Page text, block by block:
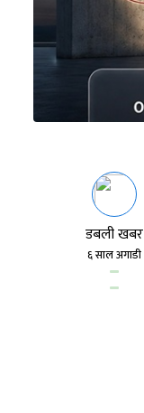
डबली खबर
६ साल अगाडी